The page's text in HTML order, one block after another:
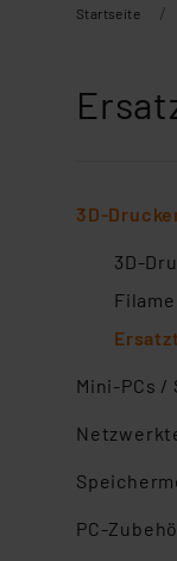
Startseite /
3D-
3D-
Mini-PCs /
PC-